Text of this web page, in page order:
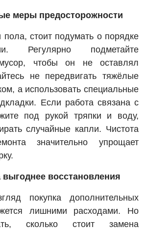
меры предосторожности
стоит подумать о порядке
Регулярно подметайте
чтобы он не оставлял
не передвигать тяжёлые
а использовать специальные
Если работа связана с
под рукой тряпки и воду,
случайные капли. Чистота
значительно упрощает
восстановления
покупка дополнительных
лишними расходами. Но
сколько стоит замена